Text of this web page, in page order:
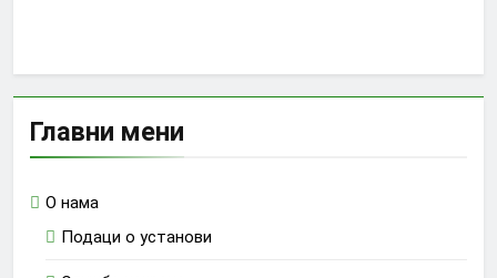
Главни мени
O нама
Подаци о установи